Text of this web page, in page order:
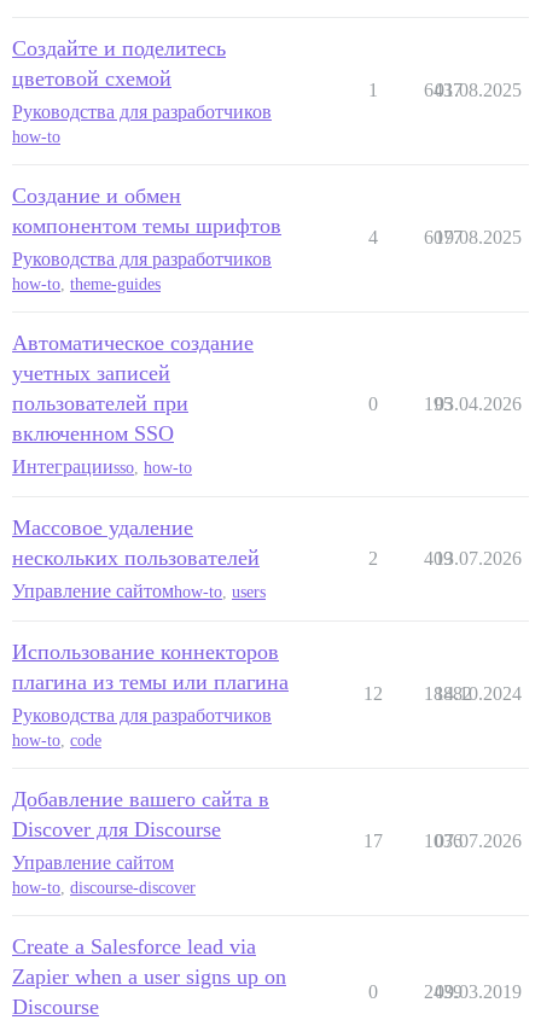
Создайте и поделитесь
цветовой схемой
Руководства для разработчиков
how-to
1 6437
01.08.2025
Создание и обмен
компонентом темы шрифтов
Руководства для разработчиков
how-to, theme-guides
4 6077
19.08.2025
Автоматическое создание
учетных записей
пользователей при
включенном SSO
Интеграцииsso how-to
0 195
03.04.2026
Массовое удаление
нескольких пользователей
Управление сайтомhow-to users
2 409
13.07.2026
Использование коннекторов
плагина из темы или плагина
Руководства для разработчиков
how-to, code
12 18882
14.10.2024
Добавление вашего сайта в
Discover для Discourse
Управление сайтом
how-to, discourse-discover
17 1036
07.07.2026
Create a Salesforce lead via
Zapier when a user signs up on
Discourse
0 2439
09.03.2019